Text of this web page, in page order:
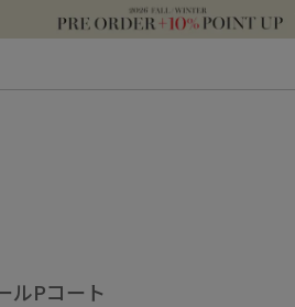
ルPコート